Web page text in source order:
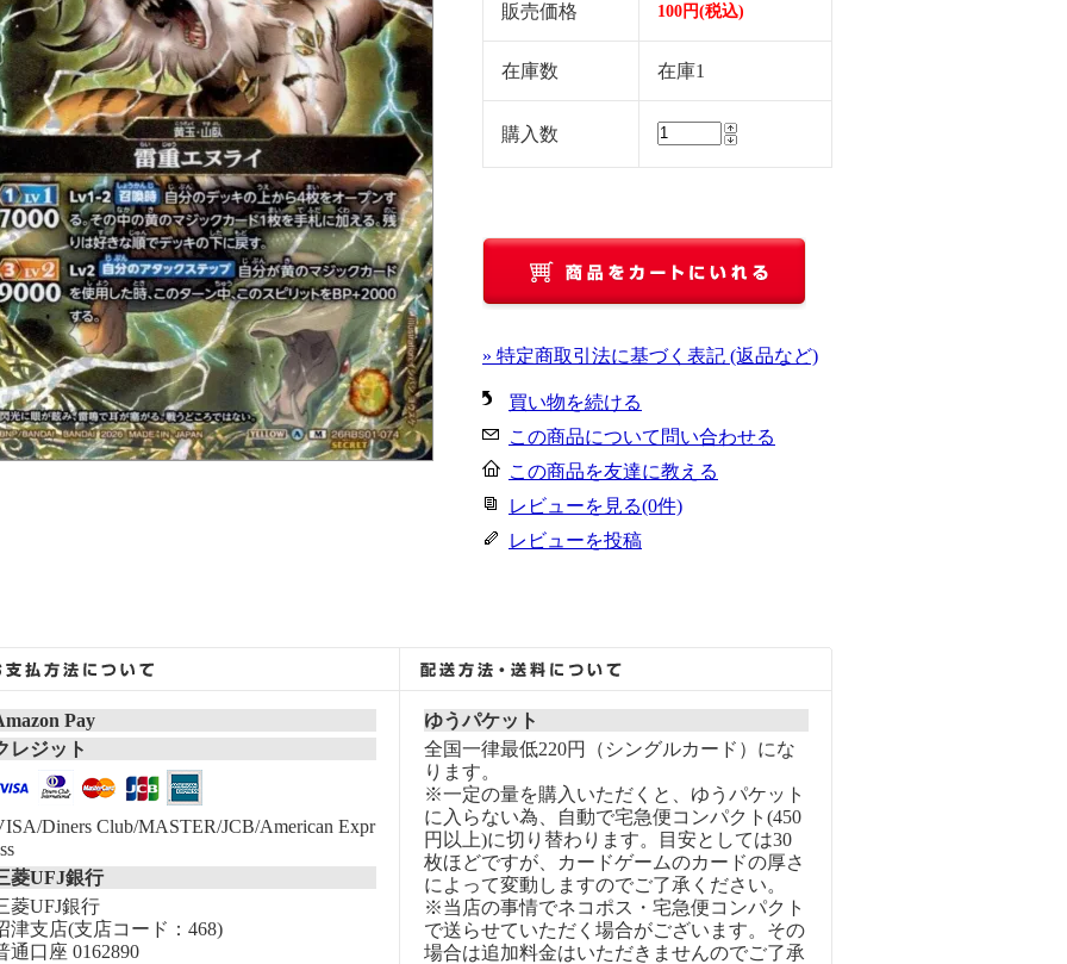
販売価格 100円(税込)
在庫数 在庫1
購入数
» 特定商取引法に基づく表記 (返品など)
買い物を続ける
この商品について問い合わせる
この商品を友達に教える
レビューを見る(0件)
レビューを投稿
Pay
レジット
Diners Club/MASTER/JCB/American Expr
菱UFJ銀行
菱UFJ銀行
津支店(支店コード：468)
通口座 0162890
ゆうパケット
全国一律最低220円（シングルカード）にな
ります。
※一定の量を購入いただくと、ゆうパケット
に入らない為、自動で宅急便コンパクト(450
円以上)に切り替わります。目安としては30
枚ほどですが、カードゲームのカードの厚さ
によって変動しますのでご了承ください。
※当店の事情でネコポス・宅急便コンパクト
で送らせていただく場合がございます。その
場合は追加料金はいただきませんのでご了承